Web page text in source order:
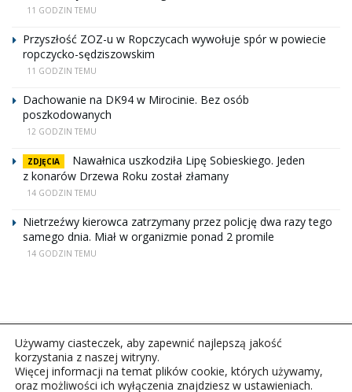
11 GODZIN TEMU
Przyszłość ZOZ-u w Ropczycach wywołuje spór w powiecie
ropczycko-sędziszowskim
11 GODZIN TEMU
Dachowanie na DK94 w Mirocinie. Bez osób
poszkodowanych
12 GODZIN TEMU
ZDJĘCIA
Nawałnica uszkodziła Lipę Sobieskiego. Jeden
z konarów Drzewa Roku został złamany
14 GODZIN TEMU
Nietrzeźwy kierowca zatrzymany przez policję dwa razy tego
samego dnia. Miał w organizmie ponad 2 promile
14 GODZIN TEMU
Używamy ciasteczek, aby zapewnić najlepszą jakość
korzystania z naszej witryny.
Więcej informacji na temat plików cookie, których używamy,
oraz możliwości ich wyłączenia znajdziesz w ustawieniach.